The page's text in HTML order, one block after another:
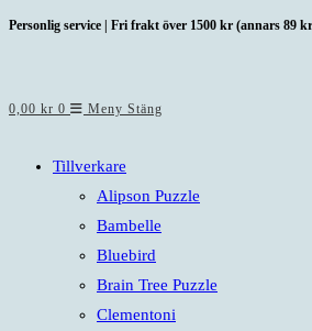
Hoppa
Personlig service | Fri frakt över 1500 kr (annars 89
0,00 kr 0 Meny Stäng
Tillverkare
Alipson Puzzle
Bambelle
Bluebird
Brain Tree Puzzle
Clementoni